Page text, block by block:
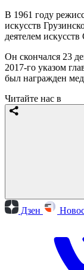
В 1961 году
искусств
деятелем
Он скончался 23
2017-го указом
был награжден
Читайте нас в
Дзен